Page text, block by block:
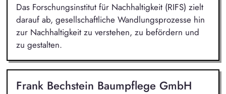
Das Forschungsinstitut für Nachhaltigkeit (RIFS) zielt
darauf ab, gesellschaftliche Wandlungsprozesse hin
zur Nachhaltigkeit zu verstehen, zu befördern und
zu gestalten.
Frank Bechstein Baumpflege GmbH